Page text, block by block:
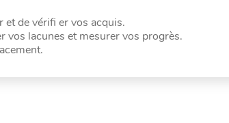
de vérifi er vos acquis.
vos lacunes et mesurer vos progrès.